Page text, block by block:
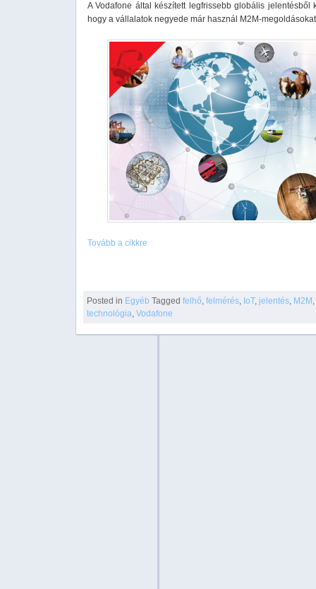
A Vodafone által készített legfrissebb globális jelentésből
hogy a vállalatok negyede már használ M2M-
Tovább a cikkre
Posted in Egyéb Tagged felhő ,felmérés IoT,jelentés M2M
technológia ,Vodafone